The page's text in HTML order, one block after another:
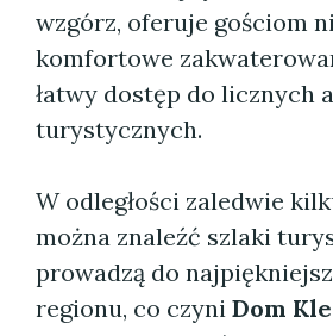
wzgórz, oferuje gościom
komfortowe
łatwy dostęp do licznych
turystycznych.
W odległości zaledwie
można znaleźć szlaki
prowadzą do
regionu, co czyni Dom